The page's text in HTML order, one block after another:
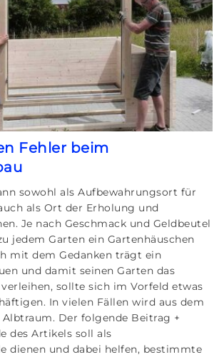
Fehler beim
sowohl als Aufbewahrungsort für
als Ort der Erholung und
Je nach Geschmack und Geldbeutel
jedem Garten ein Gartenhäuschen
mit dem Gedanken trägt ein
und damit seinen Garten das
sollte sich im Vorfeld etwas
In vielen Fällen wird aus dem
Der folgende Beitrag +
des Artikels soll als
dienen und dabei helfen, bestimmte